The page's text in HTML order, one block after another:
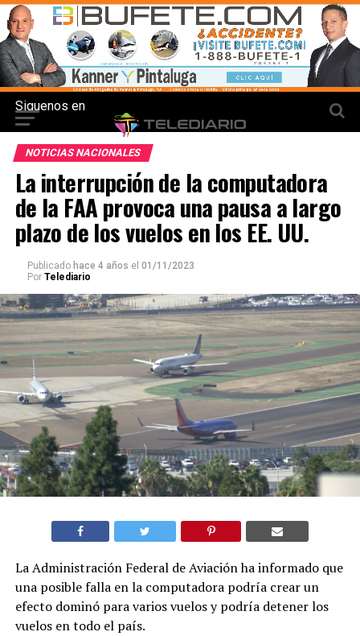
Siguenos en
NOTICIAS NACIONALES
La interrupción de la computadora
de la FAA provoca una pausa a largo
plazo de los vuelos en los EE. UU.
Publicado hace 4 años el 01/11/2023
Por Telediario
La Administración Federal de Aviación ha informado que
una posible falla en la computadora podría crear un
efecto dominó para varios vuelos y podría detener los
vuelos en todo el país.